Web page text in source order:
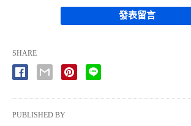
發表留言
SHARE
PUBLISHED BY